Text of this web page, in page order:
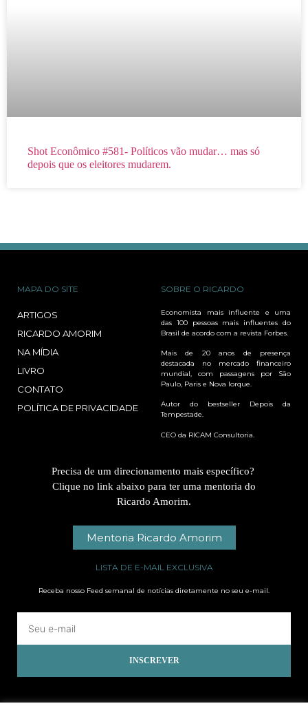
Shot Econômico #581- Políticos vão mudar… mas só
depois que os eleitores mudarem.
MAPA DO SITE
ARTIGOS
RICARDO AMORIM
NA MÍDIA
LIVRO
CONTATO
POLÍTICA DE PRIVACIDADE
SOBRE O RICARDO
Economista mais influente e uma
das 100 pessoas mais influentes do
Brasil de acordo com a revista Forbes.
Mais de 20 anos de presença
destacada no mercado financeiro
mundial, com passagens por São
Paulo, Paris e Nova Iorque.
Autor do bestseller Depois da
Tempestade.
CEO da RICAM Consultoria.
Precisa de um direcionamento mais específico?
Clique no link abaixo para ter uma mentoria do
Ricardo Amorim.
Mentoria Ricardo Amorim
LISTA DE E-MAIL EXCLUSIVA
Receba nosso Feed semanal de notícias diretamente no seu e-mail.
INSCREVER